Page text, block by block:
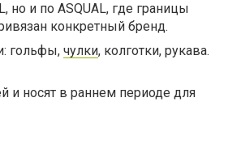
но и по ASQUAL, где границы
конкретный бренд.
гольфы, чулки, колготки, рукава.
и носят в раннем периоде для